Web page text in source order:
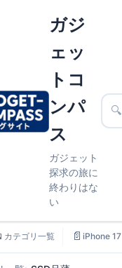
ガジ
ェッ
トコ
ンパ
ス
ガジェット
探求の旅に
終わりはな
い
🔍
カテゴリ一覧 📄 iPhone 17